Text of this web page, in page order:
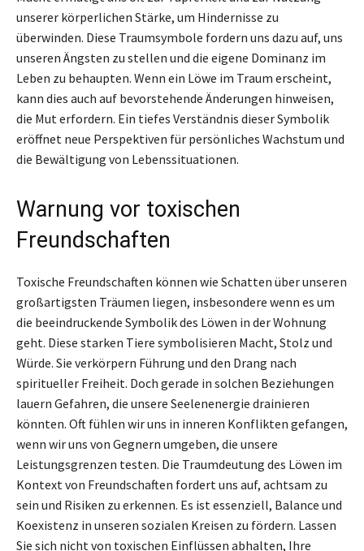
unserer körperlichen Stärke, um Hindernisse zu
überwinden. Diese Traumsymbole fordern uns dazu auf, uns
unseren Ängsten zu stellen und die eigene Dominanz im
Leben zu behaupten. Wenn ein Löwe im Traum erscheint,
kann dies auch auf bevorstehende Änderungen hinweisen,
die Mut erfordern. Ein tiefes Verständnis dieser Symbolik
eröffnet neue Perspektiven für persönliches Wachstum und
die Bewältigung von Lebenssituationen.
Warnung vor toxischen
Freundschaften
Toxische Freundschaften können wie Schatten über unseren
großartigsten Träumen liegen, insbesondere wenn es um
die beeindruckende Symbolik des Löwen in der Wohnung
geht. Diese starken Tiere symbolisieren Macht, Stolz und
Würde. Sie verkörpern Führung und den Drang nach
spiritueller Freiheit. Doch gerade in solchen Beziehungen
lauern Gefahren, die unsere Seelenenergie drainieren
könnten. Oft fühlen wir uns in inneren Konflikten gefangen,
wenn wir uns von Gegnern umgeben, die unsere
Leistungsgrenzen testen. Die Traumdeutung des Löwen im
Kontext von Freundschaften fordert uns auf, achtsam zu
sein und Risiken zu erkennen. Es ist essenziell, Balance und
Koexistenz in unseren sozialen Kreisen zu fördern. Lassen
Sie sich nicht von toxischen Einflüssen abhalten, Ihre